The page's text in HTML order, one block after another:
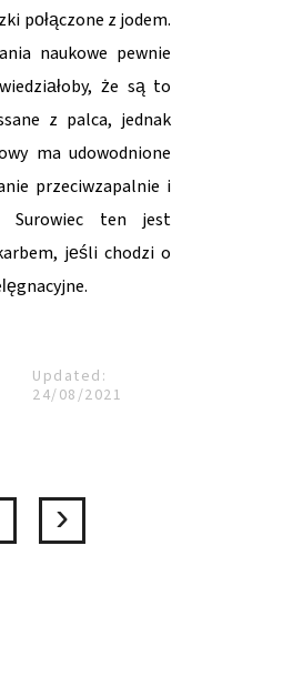
połączone z jodem.
naukowe pewnie
że są to
z palca, jednak
ma udowodnione
przeciwzapalnie i
Surowiec ten jest
jeśli chodzi o
Updated:
24/08/2021